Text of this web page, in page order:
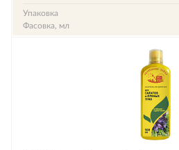
Упаковка
Фасовка, мл